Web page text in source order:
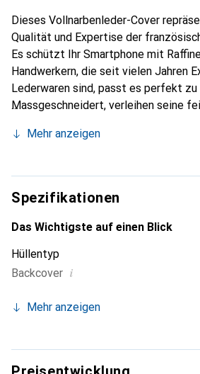
Dieses Vollnarbenleder-Cover
Qualität und Expertise der
Es schützt Ihr Smartphone mit
Handwerkern, die seit vielen Jahren
Lederwaren sind, passt es perfekt
Massgeschneidert, verleihen seine
Accessoire Ihres Smartphones.
sichere Wahl für eine anspruchsvolle
Mehr anzeigen
Spezifikationen
Das Wichtigste auf einen Blick
Hüllentyp
Backcover i
Mehr anzeigen